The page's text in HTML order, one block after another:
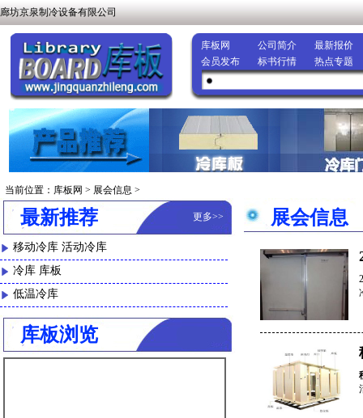
廊坊京泉制冷设备有限公司
库板网 公司简介
最新报价
会员发布
标书行情 热点专题
当前位置： 库板网 > 展会信息 >
最新推荐 更多>>
移动冷库 活动冷库
冷库 库板
低温冷库
库板浏览
展会信息